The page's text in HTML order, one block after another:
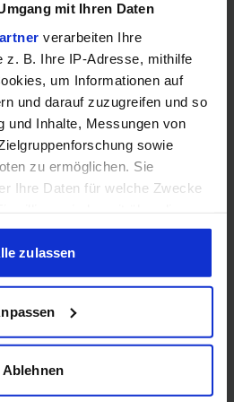
mit Ihren Daten
verarbeiten Ihre
z. B. Ihre IP-Adresse, mithilfe
um Informationen auf
und darauf zuzugreifen und so
und Inhalte, Messungen von
sowie
zu ermöglichen. Sie
Ihre Daten für welche Zwecke
Klicken auf das Privacy
widerrufen
geografische Lage erfassen,
Meter genau sein können
Scannen nach bestimmten
zulassen
Ablehnen
Gaming PC mit RTX 5070
du die Chance, bei unserem
PC zu gewinnen. Die
die Spiele-Benchmarks